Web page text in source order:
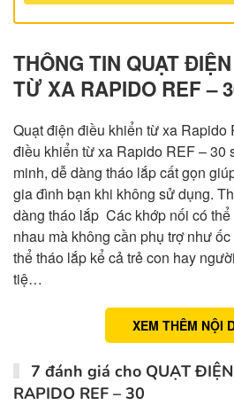
THÔNG TIN QUẠT
TỪ XA RAPIDO REF –
Quạt điện điều khiển từ xa Rapido
điều khiển từ xa Rapido REF – 30
minh, dễ dàng tháo lắp cất gọn
gia đình bạn khi không sử dụng.
dàng tháo lắp Các khớp nối có
nhau mà không cần phụ trợ như
thể tháo lắp kể cả trẻ con hay
tiệ…
XEM THÊM NỘI
7 đánh giá cho QUẠT
RAPIDO REF – 30